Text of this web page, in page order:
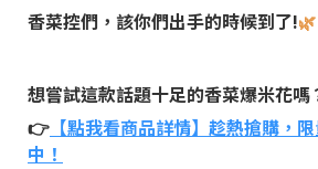
香菜控們，該你們出手的時候到了!🌿
想嘗試這款話題十足的香菜爆米花嗎
👉 【點我看商品詳情】趁熱搶購，
中！